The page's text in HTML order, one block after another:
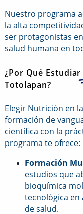
Nuestro programa
la alta
ser protagonistas
salud humana en
¿Por Qué Estudiar
Totolapan?
Elegir Nutrición en
formación de
científica con la
programa te ofrece:
Formación
estudios que
bioquímica
tecnológica en
de salud.